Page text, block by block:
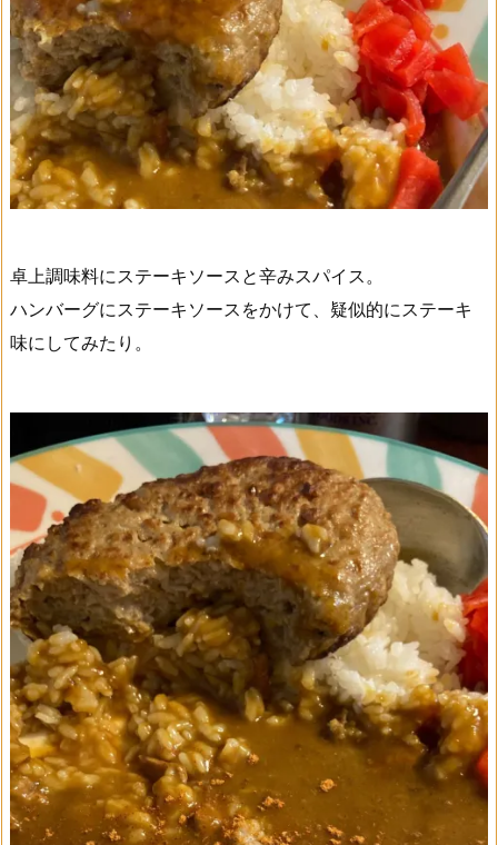
卓上調味料にステーキソースと辛みスパイス。
ハンバーグにステーキソースをかけて、疑似的にステーキ
味にしてみたり。